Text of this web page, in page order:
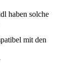
haben solche
mit den